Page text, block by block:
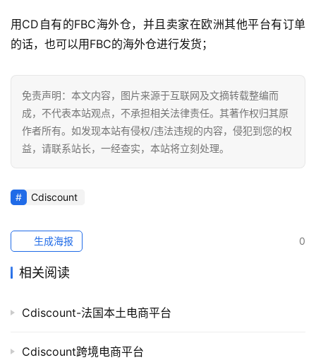
用CD自有的FBC海外仓，并且卖家在欧洲其他平台有订单
的话，也可以用FBC的海外仓进行发货；
免责声明：本文内容，图片来源于互联网及文摘转载整编而
成，不代表本站观点，不承担相关法律责任。其著作权归其原
作者所有。如发现本站有侵权/违法违规的内容，侵犯到您的权
益，请联系站长，一经查实，本站将立刻处理。
Cdiscount
0
生成海报
相关阅读
Cdiscount-法国本土电商平台
Cdiscount跨境电商平台